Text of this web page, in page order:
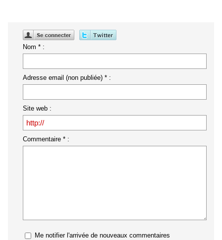
Nom * :
Adresse email (non publiée) * :
Site web :
Commentaire * :
Me notifier l'arrivée de nouveaux commentaires